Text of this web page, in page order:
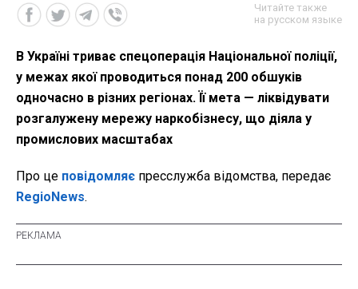
Читайте также
на русском языке
В Україні триває спецоперація Національної поліції,
у межах якої проводиться понад 200 обшуків
одночасно в різних регіонах. Її мета — ліквідувати
розгалужену мережу наркобізнесу, що діяла у
промислових масштабах
Про це повідомляє пресслужба відомства, передає
RegioNews.